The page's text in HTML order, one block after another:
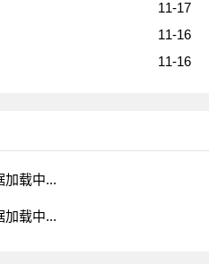
11-17
11-16
11-16
加载中...
加载中...